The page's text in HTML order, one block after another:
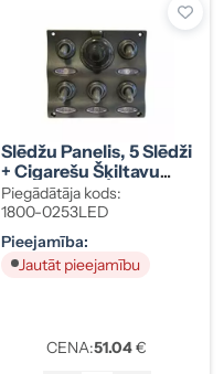
Slēdžu Panelis, 5 Slēdži
+ Cigarešu Šķiltavu
Ligzda, LED Indikatori
Piegādātāja kods:
1800-0253LED
Pieejamība:
Jautāt pieejamību
CENA:51.04€